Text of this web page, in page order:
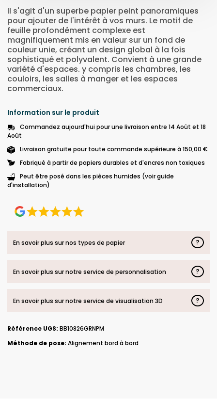
Il s'agit d'un superbe papier peint panoramiques
pour ajouter de l'intérêt à vos murs. Le motif de
feuille profondément complexe est
magnifiquement mis en valeur sur un fond de
couleur unie, créant un design global à la fois
sophistiqué et polyvalent. Convient à une grande
variété d'espaces. y compris les chambres, les
couloirs, les salles à manger et les espaces
commerciaux.
Information sur le produit
Commandez aujourd'hui pour une livraison entre 14 Août et 18
Août
Livraison gratuite pour toute commande supérieure à 150,00 €
Fabriqué à partir de papiers durables et d'encres non toxiques
Peut être posé dans les pièces humides (voir guide
d'installation)
En savoir plus sur nos types de papier ?
En savoir plus sur notre service de personnalisation ?
En savoir plus sur notre service de visualisation 3D ?
Référence UGS: BB10826GRNPM
Méthode de pose: Alignement bord à bord